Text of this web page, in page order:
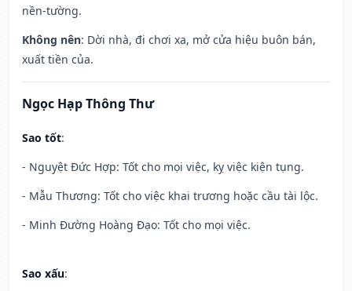
nền-tường.
Không nên: Dời nhà, đi chơi xa, mở cửa hiệu buôn bán,
xuất tiền của.
Ngọc Hạp Thông Thư
Sao tốt:
- Nguyệt Đức Hợp: Tốt cho mọi việc, kỵ việc kiện tụng.
- Mẫu Thương: Tốt cho việc khai trương hoặc cầu tài lộc.
- Minh Đường Hoàng Đạo: Tốt cho mọi việc.
Sao xấu: